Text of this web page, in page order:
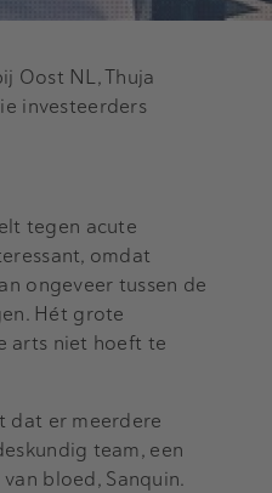
Oost NL, Thuja
investeerders
tegen acute
omdat
ongeveer tussen de
Hét grote
arts niet hoeft te
dat er meerdere
team, een
bloed, Sanquin.